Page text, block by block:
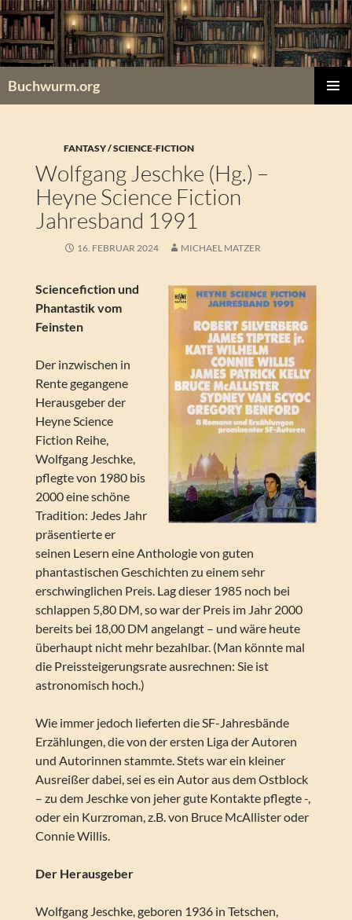
Zum
Inhalt
springen
Buchwurm.org
FANTASY / SCIENCE-FICTION
Wolfgang Jeschke (Hg.) –
Heyne Science Fiction
Jahresband 1991
16. FEBRUAR 2024 MICHAEL MATZER
Sciencefiction und
Phantastik vom
Feinsten
Der inzwischen in
Rente gegangene
Herausgeber der
Heyne Science
Fiction Reihe,
Wolfgang Jeschke,
pflegte von 1980 bis
2000 eine schöne
Tradition: Jedes Jahr
präsentierte er
seinen Lesern eine Anthologie von guten
phantastischen Geschichten zu einem sehr
erschwinglichen Preis. Lag dieser 1985 noch bei
schlappen 5,80 DM, so war der Preis im Jahr 2000
bereits bei 18,00 DM angelangt – und wäre heute
überhaupt nicht mehr bezahlbar. (Man könnte mal
die Preissteigerungsrate ausrechnen: Sie ist
astronomisch hoch.)
Wie immer jedoch lieferten die SF-Jahresbände
Erzählungen, die von der ersten Liga der Autoren
und Autorinnen stammte. Stets war ein kleiner
Ausreißer dabei, sei es ein Autor aus dem Ostblock
– zu dem Jeschke von jeher gute Kontakte pflegte -,
oder ein Kurzroman, z.B. von Bruce McAllister oder
Connie Willis.
Der Herausgeber
Wolfgang Jeschke, geboren 1936 in Tetschen,